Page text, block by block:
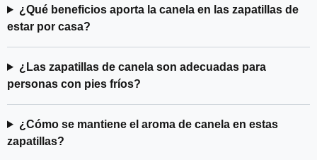
¿Qué beneficios aporta la canela en las zapatillas de
estar por casa?
¿Las zapatillas de canela son adecuadas para
personas con pies fríos?
¿Cómo se mantiene el aroma de canela en estas
zapatillas?